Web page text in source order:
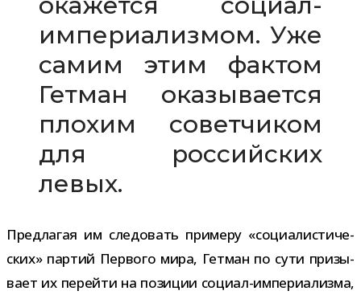
империализмом. Уже
самим этим фак­том
Гетман ока­зы­ва­ется
пло­хим совет­чи­ком
для рос­сий­ских
левых.
Предлагая им сле­до­вать при­меру «соци­а­ли­сти­че­
ских» пар­тий Первого мира, Гетман по сути при­зы­
вает их перейти на пози­ции социал-​империализма,